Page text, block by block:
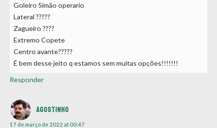
Goleiro Simão operario
Lateral ?????
Zagueiro ????
Extremo Copete
Centro avante?????
É bem desse jeito q estamos sem muitas opções!!!!!!!
Responder
Agostinho
17 de março de 2022 at 00:47